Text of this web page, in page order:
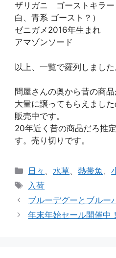
ザリガニ ゴーストキラー
白、青系 ゴースト？）
ゼニガメ2016年生まれ
アマゾンソード
以上、一覧で羅列しました
問屋さんの奥から昔の商品
大量に譲ってもらえまし
販売中です。
20年近く昔の商品だろ推
す。売り切りです。
カ
テ
リ
ー
日々 、水草、熱帯魚、
タ
グ
入荷
ブルーデグーとブルー
年末年始セール開催中！